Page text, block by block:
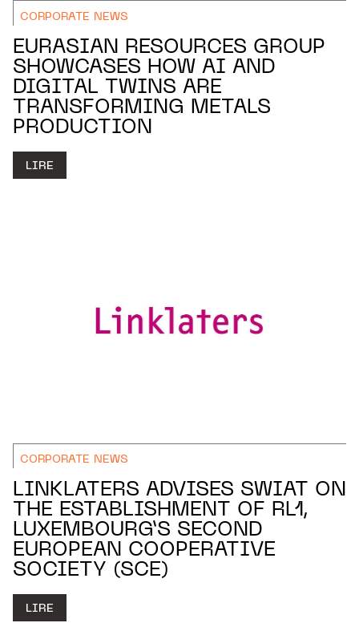
CORPORATE NEWS
EURASIAN RESOURCES GROUP
SHOWCASES HOW AI AND
DIGITAL TWINS ARE
TRANSFORMING METALS
PRODUCTION
LIRE
CORPORATE NEWS
LINKLATERS ADVISES SWIAT ON
THE ESTABLISHMENT OF RL1,
LUXEMBOURG’S SECOND
EUROPEAN COOPERATIVE
SOCIETY (SCE)
LIRE